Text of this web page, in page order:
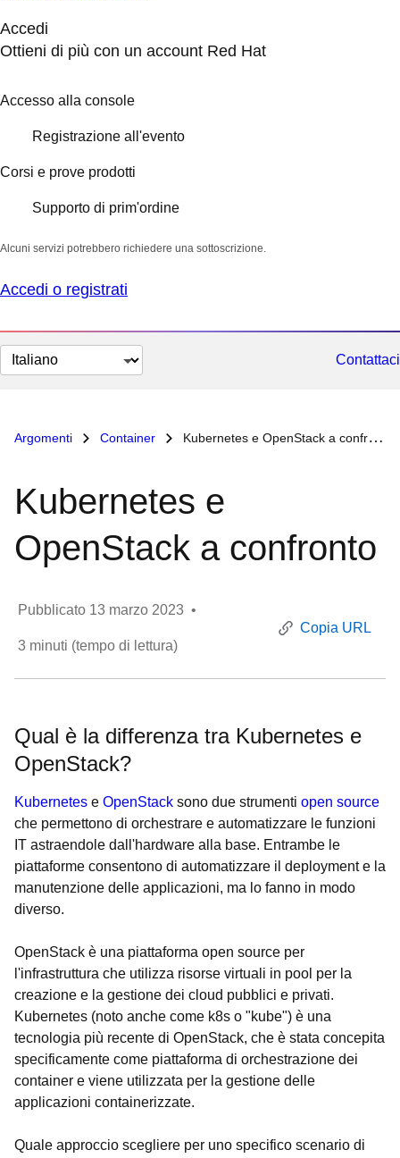
Accedi
Ottieni di più con un account Red Hat
Accesso alla console
Registrazione all'evento
Corsi e prove prodotti
Supporto di prim'ordine
Alcuni servizi potrebbero richiedere una sottoscrizione.
Accedi o registrati
Cambia
lingua
Contattaci
Argomenti Container Kubernetes e OpenStack a confronto
Kubernetes e
OpenStack a confronto
Pubblicato 13 marzo 2023 •
3 minuti (tempo di lettura)
Copia URL
Qual è la differenza tra Kubernetes e
OpenStack?
Kubernetes e OpenStack sono due strumenti open source
che permettono di orchestrare e automatizzare le funzioni
IT astraendole dall'hardware alla base. Entrambe le
piattaforme consentono di automatizzare il deployment e la
manutenzione delle applicazioni, ma lo fanno in modo
diverso.
OpenStack è una piattaforma open source per
l'infrastruttura che utilizza risorse virtuali in pool per la
creazione e la gestione dei cloud pubblici e privati.
Kubernetes (noto anche come k8s o "kube") è una
tecnologia più recente di OpenStack, che è stata concepita
specificamente come piattaforma di orchestrazione dei
container e viene utilizzata per la gestione delle
applicazioni containerizzate.
Quale approccio scegliere per uno specifico scenario di